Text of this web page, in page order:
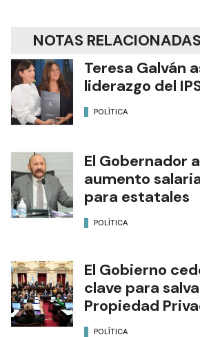
NOTAS RELACIONADAS
Teresa Galván
liderazgo del
POLÍTICA
El Gobernador
aumento
para estatales
POLÍTICA
El Gobierno
clave para
Propiedad
POLÍTICA